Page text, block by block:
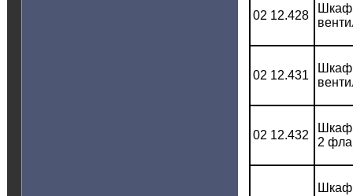
02 12.428
Шкаф
02 12.431
Шкаф
02 12.432
Шкаф
2
Шкаф